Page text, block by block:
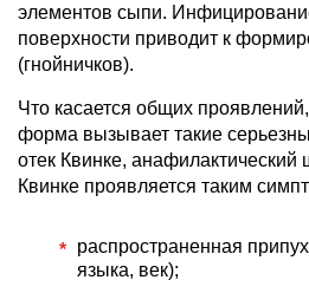
элементов сыпи.
поверхности приводит к
(гнойничков).
Что касается общих
форма вызывает такие
отек Квинке, анафилактический
Квинке проявляется таким
распространенная
языка, век);